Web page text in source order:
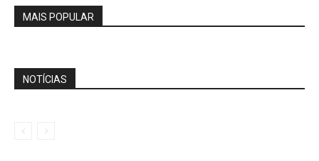
MAIS POPULAR
NOTÍCIAS